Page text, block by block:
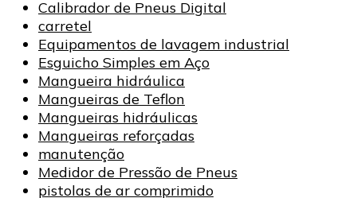
Calibrador de Pneus Digital
carretel
Equipamentos de lavagem industrial
Esguicho Simples em Aço
Mangueira hidráulica
Mangueiras de Teflon
Mangueiras hidráulicas
Mangueiras reforçadas
manutenção
Medidor de Pressão de Pneus
pistolas de ar comprimido